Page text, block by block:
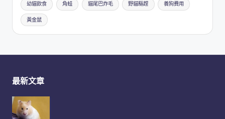
幼貓飲食 角蛙 貓尾巴炸毛 野貓驅趕 養狗費用
黃金鼠
最新文章